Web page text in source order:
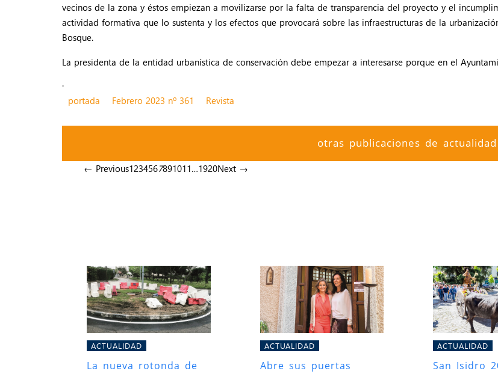
vecinos de la zona y éstos empiezan a movilizarse por la falta de transparencia del proyecto y el
actividad formativa que lo sustenta y los efectos que provocará sobre las infraestructuras de la
Bosque.
La presidenta de la entidad urbanística de conservación debe empezar a interesarse porque en el
.
portada
Febrero 2023 nº 361 Revista
otras publicaciones de actualidad
← Previous1234567891011…1920Next →
ACTUALIDAD
La nueva rotonda de
ACTUALIDAD
Abre sus puertas
ACTUALIDAD
San Isidro